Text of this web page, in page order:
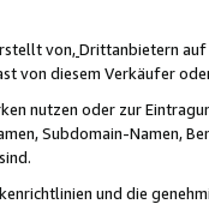
von,Drittanbietern auf
von diesem Verkäufer
nutzen oder zur
Subdomain-Namen,
und die